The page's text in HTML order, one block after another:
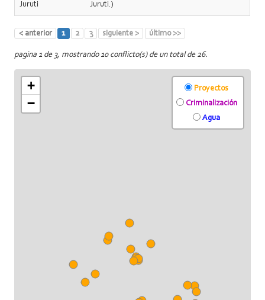
Juruti
Juruti.)
< anterior 1 2 3 siguiente > último >>
pagina 1 de 3, mostrando 10 conflicto(s) de un total de 26.
+
−
Proyectos
Criminalización
Agua